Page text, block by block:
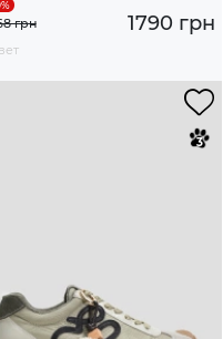
1790 грн
грн